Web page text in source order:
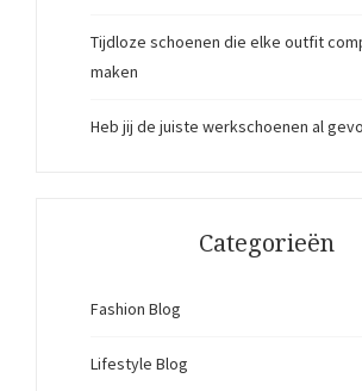
Tijdloze schoenen die elke outfit
maken
Heb jij de juiste werkschoenen al
Categorieën
Fashion Blog
Lifestyle Blog